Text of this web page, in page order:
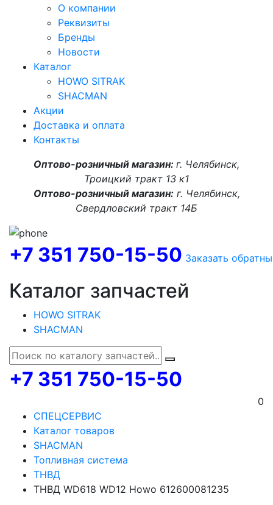
О компании
Реквизиты
Бренды
Новости
Каталог
HOWO SITRAK
SHACMAN
Акции
Доставка и оплата
Контакты
Оптово-розничный магазин: г. Челябинск,
Троицкий тракт 13 к1
Оптово-розничный магазин:г. Челябинск,
Свердловский тракт 14Б
+7 351 750-15-50 Заказать
Каталог запчастей
HOWO SITRAK
SHACMAN
+7 351 750-15-50
0
СПЕЦСЕРВИС
Каталог товаров
SHACMAN
Топливная система
ТНВД
ТНВД WD618 WD12 Howo 612600081235